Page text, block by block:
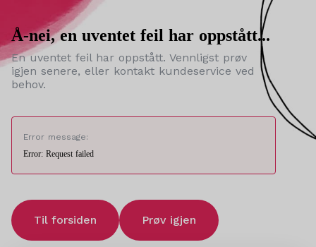
Å-nei, en uventet feil har oppstått...
En uventet feil har oppstått. Vennligst prøv
igjen senere, eller kontakt kundeservice ved
behov.
Error message:
Error: Request failed
Til forsiden Prøv igjen